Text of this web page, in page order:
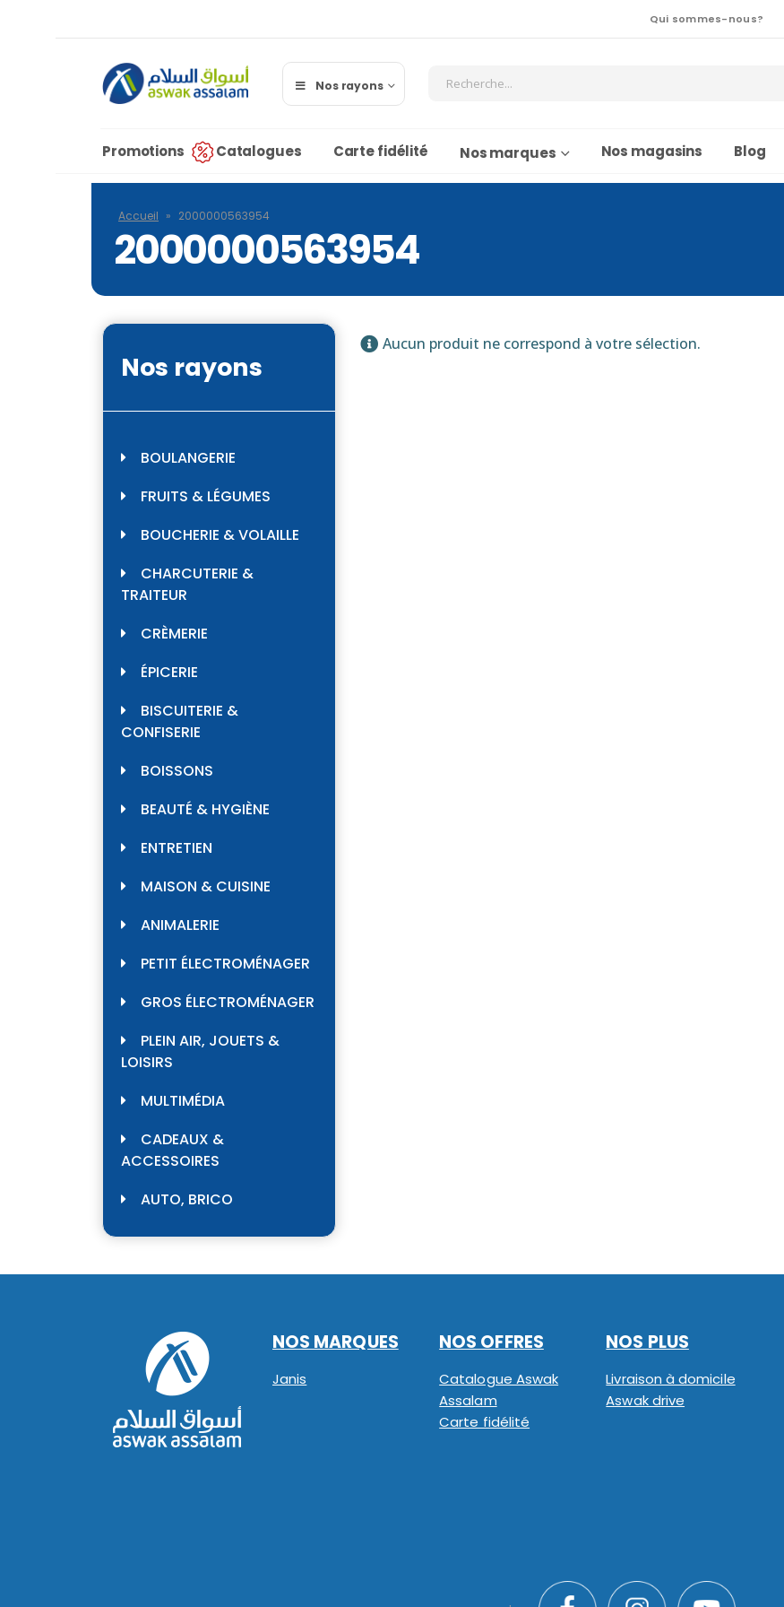
Qui sommes-nous?
Nos rayons
Promotions Catalogues Carte fidélité Nos marques Nos magasins Blog
Accueil » 2000000563954
2000000563954
Aucun produit ne correspond à votre sélection.
Nos rayons
BOULANGERIE
FRUITS & LÉGUMES
BOUCHERIE & VOLAILLE
CHARCUTERIE &
TRAITEUR
CRÈMERIE
ÉPICERIE
BISCUITERIE &
CONFISERIE
BOISSONS
BEAUTÉ & HYGIÈNE
ENTRETIEN
MAISON & CUISINE
ANIMALERIE
PETIT ÉLECTROMÉNAGER
GROS ÉLECTROMÉNAGER
PLEIN AIR, JOUETS &
LOISIRS
MULTIMÉDIA
CADEAUX &
ACCESSOIRES
AUTO, BRICO
NOS MARQUES
Janis
NOS OFFRES
Catalogue Aswak
Assalam
Carte fidélité
NOS PLUS
Livraison à domicile
Aswak drive